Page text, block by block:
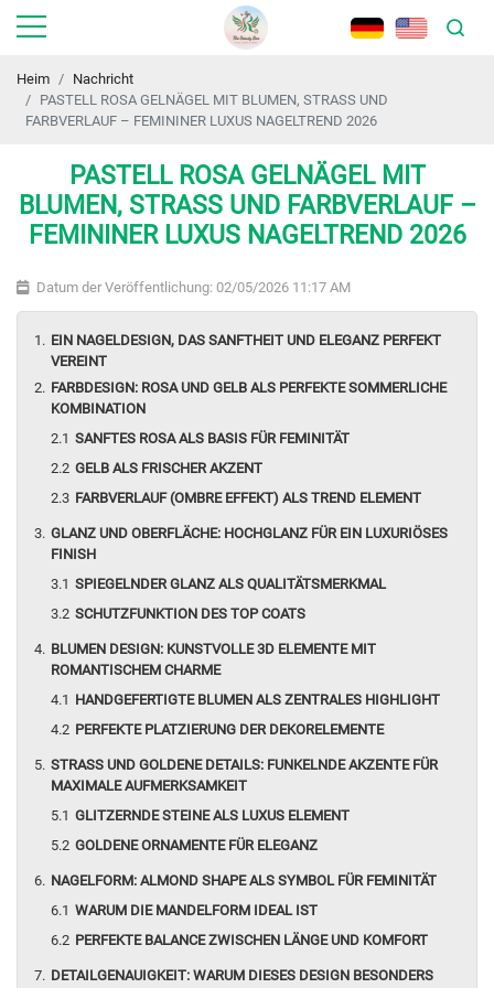
Heim
Nachricht
PASTELL ROSA GELNÄGEL MIT BLUMEN, STRASS UND
FARBVERLAUF – FEMININER LUXUS NAGELTREND 2026
PASTELL ROSA GELNÄGEL MIT
BLUMEN, STRASS UND FARBVERLAUF –
FEMININER LUXUS NAGELTREND 2026
Datum der Veröffentlichung: 02/05/2026 11:17 AM
EIN NAGELDESIGN, DAS SANFTHEIT UND ELEGANZ PERFEKT
VEREINT
FARBDESIGN: ROSA UND GELB ALS PERFEKTE SOMMERLICHE
KOMBINATION
SANFTES ROSA ALS BASIS FÜR FEMINITÄT
GELB ALS FRISCHER AKZENT
FARBVERLAUF (OMBRE EFFEKT) ALS TREND ELEMENT
GLANZ UND OBERFLÄCHE: HOCHGLANZ FÜR EIN LUXURIÖSES
FINISH
SPIEGELNDER GLANZ ALS QUALITÄTSMERKMAL
SCHUTZFUNKTION DES TOP COATS
BLUMEN DESIGN: KUNSTVOLLE 3D ELEMENTE MIT
ROMANTISCHEM CHARME
HANDGEFERTIGTE BLUMEN ALS ZENTRALES HIGHLIGHT
PERFEKTE PLATZIERUNG DER DEKORELEMENTE
STRASS UND GOLDENE DETAILS: FUNKELNDE AKZENTE FÜR
MAXIMALE AUFMERKSAMKEIT
GLITZERNDE STEINE ALS LUXUS ELEMENT
GOLDENE ORNAMENTE FÜR ELEGANZ
NAGELFORM: ALMOND SHAPE ALS SYMBOL FÜR FEMINITÄT
WARUM DIE MANDELFORM IDEAL IST
PERFEKTE BALANCE ZWISCHEN LÄNGE UND KOMFORT
DETAILGENAUIGKEIT: WARUM DIESES DESIGN BESONDERS